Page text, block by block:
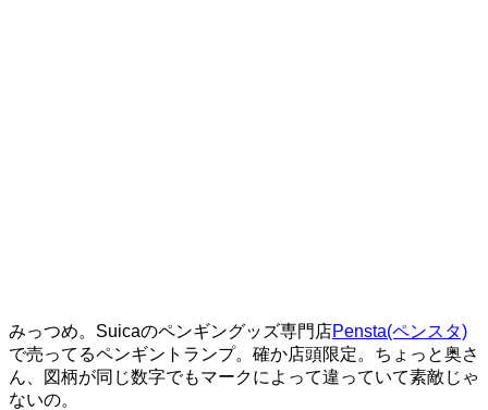
みっつめ。Suicaのペンギングッズ専門店Pensta(ペンスタ)
で売ってるペンギントランプ。確か店頭限定。ちょっと奥さ
ん、図柄が同じ数字でもマークによって違っていて素敵じゃ
ないの。